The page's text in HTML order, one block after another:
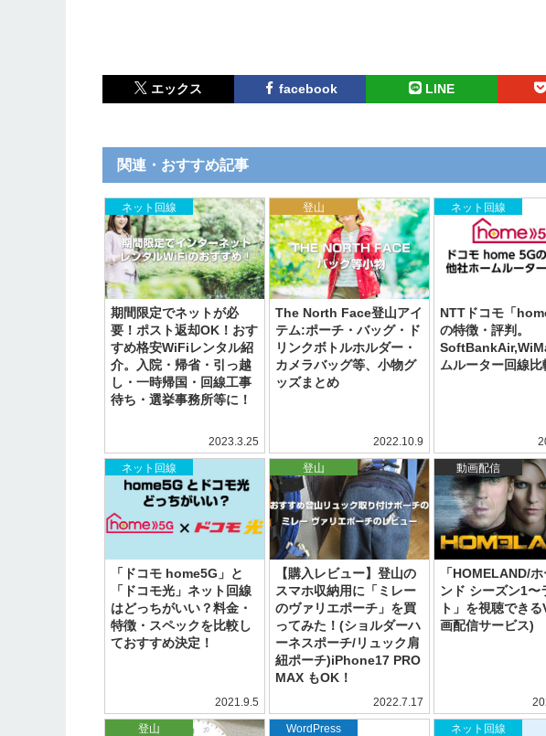
エックス facebook LINE
関連・おすすめ記事
期間限定でネットが必
要！ポスト返却OK！おす
すめ格安WiFiレンタル紹
介。入院・帰省・引っ越
し・一時帰国・回線工事
待ち・選挙事務所等に！
2023.3.25
ネット回線
The North Face登山アイ
テム:ポーチ・バッグ・ド
リンクボトルホルダー・
カメラバッグ等、小物グ
ッズまとめ
2022.10.9
アウトドア
,
登山
NTTドコモ「
の特徴・評判。
ムルーター回線比
ネット回線
「ドコモ home5G」と
「ドコモ光」ネット回線
はどっちがいい？料金・
特徴・スペックを比較し
ておすすめ決定！
2021.9.5
ネット回線
【購入レビュー】登山の
スマホ収納用に「ミレー
のヴァリエポーチ」を買
ってみた！(ショルダーハ
ーネスポーチ/リュック肩
紐ポーチ)iPhone17 PRO
MAX もOK！
2022.7.17
登山
「HOMELAND/
ンド シーズン1〜
ト」を視聴でき
画配信サービス)
動画配信
登山 WordPress ネット回線